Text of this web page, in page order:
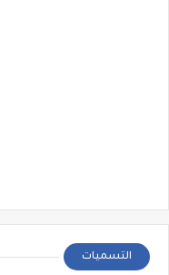
التسميات